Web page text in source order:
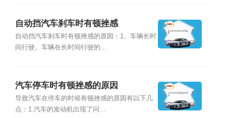
自动挡汽车刹车时有顿挫感
自动挡汽车刹车时有顿挫感的原因：1、车辆长时
间行驶。车辆在长时间行驶的...
汽车停车时有顿挫感的原因
导致汽车在停车的时候有顿挫感的原因有以下几
点：1.汽车的发动机出现了问...